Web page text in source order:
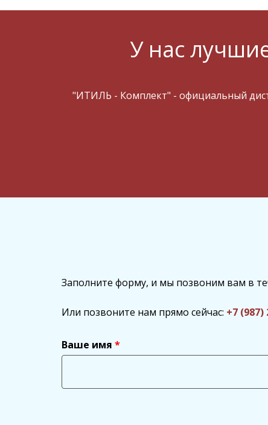
У нас
"ИТИЛЬ - Комплект" - официальный
Заполните форму, и мы позвоним вам в
Или позвоните нам прямо сейчас: +7 (987)
Ваше имя